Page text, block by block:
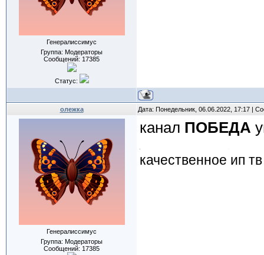
Генералиссимус
Группа: Модераторы
Сообщений: 17385
Статус:
олежка Дата: Понедельник, 06.06.2022, 17:17 |
Генералиссимус
Группа: Модераторы
Сообщений: 17385
канал ПОБЕДА
качественное ип